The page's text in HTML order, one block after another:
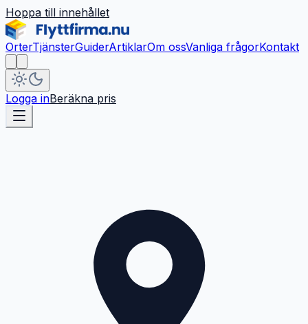
Hoppa till innehållet
OrterTjänsterGuiderArtiklarOm ossVanliga frågorKontakt
Logga inBeräkna pris